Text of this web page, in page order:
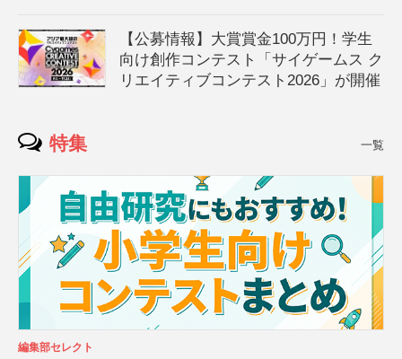
【公募情報】大賞賞金100万円！学生
向け創作コンテスト「サイゲームス ク
リエイティブコンテスト2026」が開催
特集 一覧
編集部セレクト